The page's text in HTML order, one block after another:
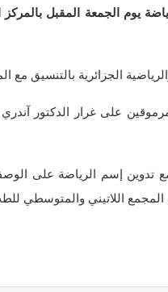
يوم الجمعة المقبل بالمركز
الجزائرية
على غرار الدكتور
تدوين إسم الرياضة على
المجمع اللاتيني والمتوسطي